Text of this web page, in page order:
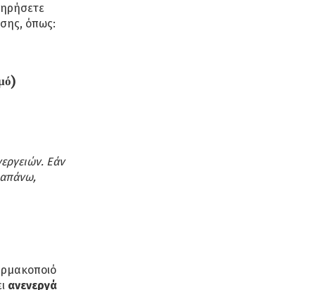
όπως:
Εάν
ανενεργά